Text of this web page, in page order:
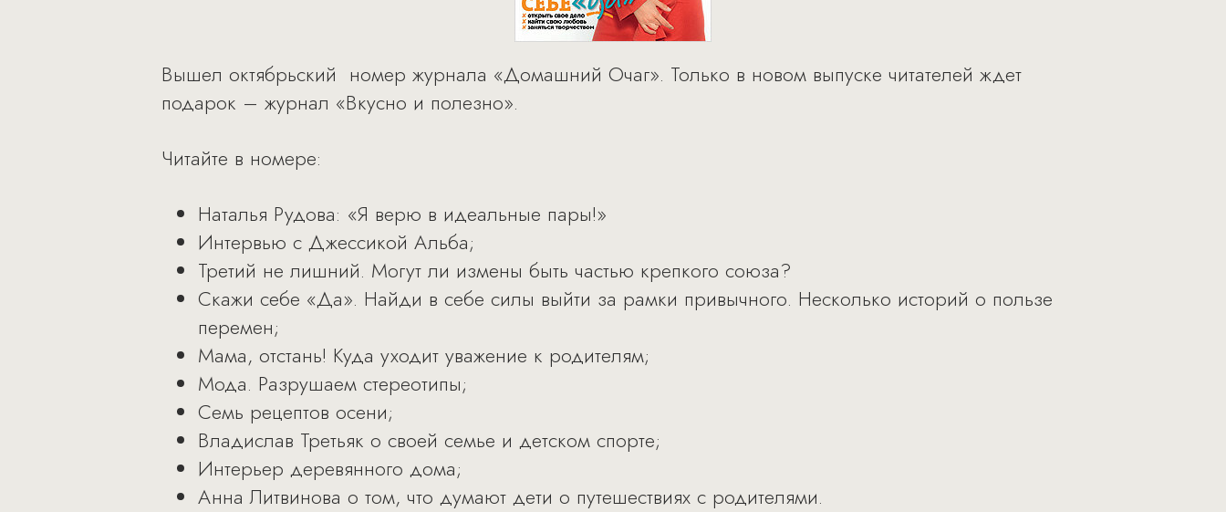
Вышел октябрьский номер журнала «Домашний Очаг». Только в новом выпуске читателей ждет
подарок – журнал «Вкусно и полезно».
Читайте в номере:
Наталья Рудова: «Я верю в идеальные пары!»
Интервью с Джессикой Альба;
Третий не лишний. Могут ли измены быть частью крепкого союза?
Скажи себе «Да». Найди в себе силы выйти за рамки привычного. Несколько историй о пользе
перемен;
Мама, отстань! Куда уходит уважение к родителям;
Мода. Разрушаем стереотипы;
Семь рецептов осени;
Владислав Третьяк о своей семье и детском спорте;
Интерьер деревянного дома;
Анна Литвинова о том, что думают дети о путешествиях с родителями.